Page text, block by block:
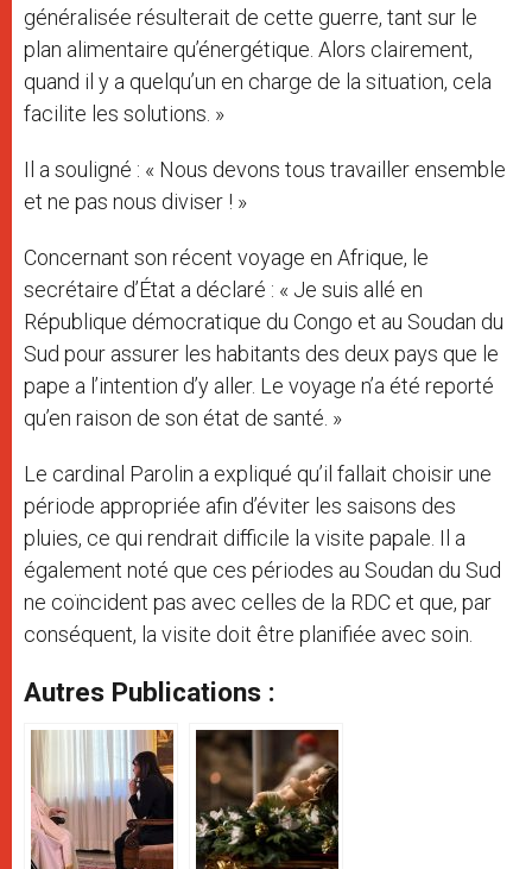
généralisée résulterait de cette guerre, tant sur le
plan alimentaire qu’énergétique. Alors clairement,
quand il y a quelqu’un en charge de la situation, cela
facilite les solutions. »
Il a souligné : « Nous devons tous travailler ensemble
et ne pas nous diviser ! »
Concernant son récent voyage en Afrique, le
secrétaire d’État a déclaré : « Je suis allé en
République démocratique du Congo et au Soudan du
Sud pour assurer les habitants des deux pays que le
pape a l’intention d’y aller. Le voyage n’a été reporté
qu’en raison de son état de santé. »
Le cardinal Parolin a expliqué qu’il fallait choisir une
période appropriée afin d’éviter les saisons des
pluies, ce qui rendrait difficile la visite papale. Il a
également noté que ces périodes au Soudan du Sud
ne coïncident pas avec celles de la RDC et que, par
conséquent, la visite doit être planifiée avec soin.
Autres Publications :